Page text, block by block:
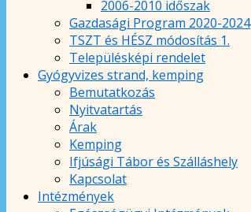
2006-2010 időszak
Gazdasági Program 2020-2024
TSZT és HÉSZ módosítás 1.
Településképi rendelet
Gyógyvizes strand, kemping
Bemutatkozás
Nyitvatartás
Árak
Kemping
Ifjúsági Tábor és Szálláshely
Kapcsolat
Intézmények